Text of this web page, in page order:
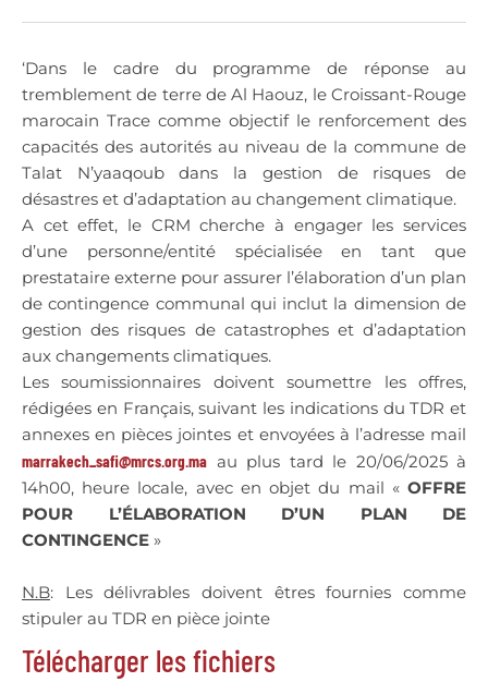
‘Dans le cadre du programme de réponse au
tremblement de terre de Al Haouz, le Croissant-Rouge
marocain Trace comme objectif le renforcement des
capacités des autorités au niveau de la commune de
Talat N’yaaqoub dans la gestion de risques de
désastres et d’adaptation au changement climatique.
A cet effet, le CRM cherche à engager les services
d’une personne/entité spécialisée en tant que
prestataire externe pour assurer l’élaboration d’un plan
de contingence communal qui inclut la dimension de
gestion des risques de catastrophes et d’adaptation
aux changements climatiques.
Les soumissionnaires doivent soumettre les offres,
rédigées en Français, suivant les indications du TDR et
annexes en pièces jointes et envoyées à l’adresse mail
marrakech_safi@mrcs.org.ma au plus tard le 20/06/2025 à
14h00, heure locale, avec en objet du mail « OFFRE
POUR L’ÉLABORATION D’UN PLAN DE
CONTINGENCE »
N.B: Les délivrables doivent êtres fournies comme
stipuler au TDR en pièce jointe
Télécharger les fichiers